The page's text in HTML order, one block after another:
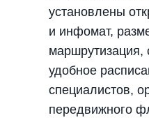
установлены
и инфомат,
маршрутизация,
удобное
специалистов,
передвижного